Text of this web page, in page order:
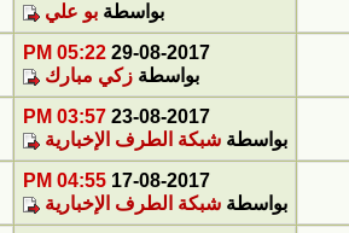
بواسطة بو علي
29-08-2017
05:22 PM
بواسطة زكي مبارك
23-08-2017
03:57 PM
بواسطة شبكة الطرف الإخبارية
17-08-2017
04:55 PM
بواسطة شبكة الطرف الإخبارية